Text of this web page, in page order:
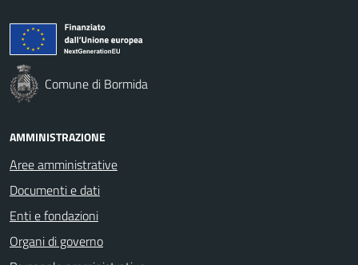
Comune di Bormida
AMMINISTRAZIONE
Aree amministrative
Documenti e dati
Enti e fondazioni
Organi di governo